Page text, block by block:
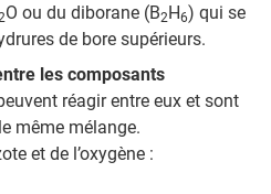
O ou du diborane (B2H6) qui se
de bore supérieurs.
les composants
réagir entre eux et sont
même mélange.
et de l’oxygène :